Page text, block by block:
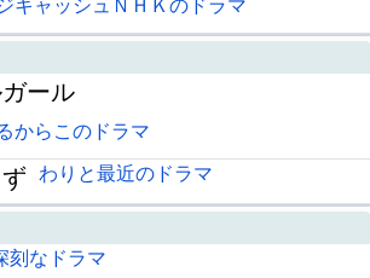
キャッシュＮＨＫのドラマ
ール
からこのドラマ
わりと最近のドラマ
刻なドラマ